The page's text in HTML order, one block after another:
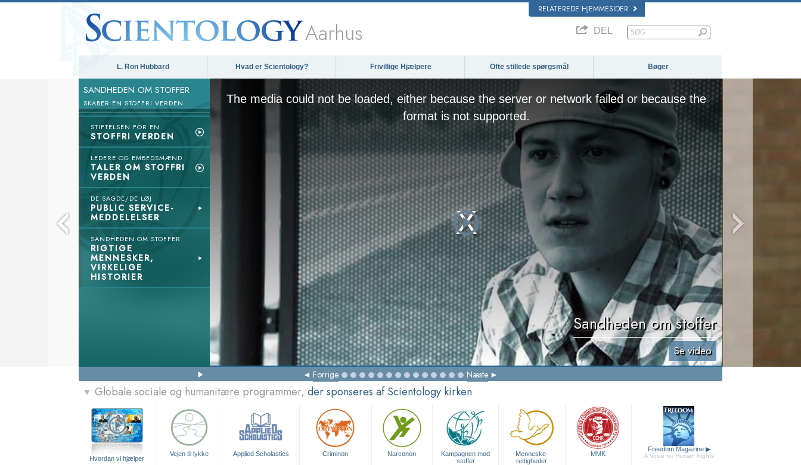
RELATEREDE HJEMMESIDER
Aarhus DEL
L. Ron Hubbard Hvad er Scientology? Frivillige Hjælpere Ofte stillede spørgsmål Bøger
SANDHEDEN OM STOFFER
SKABER EN STOFFRI VERDEN
STIFTELSEN FOR EN
STOFFRI VERDEN
LEDERE OG EMBEDSMÆND
TALER OM STOFFRI
VERDEN
DE SAGDE/DE LØJ
PUBLIC SERVICE-
MEDDELELSER
SANDHEDEN OM STOFFER
RIGTIGE
MENNESKER,
VIRKELIGE
HISTORIER
The media could not be loaded, either because the server or network failed or because the
format is not supported.
Sandheden om stoffer
Se video
Forrige Næste
▼ Globale sociale og humanitære programmer, der sponseres af Scientology kirken
Hvordan vi hjælper
Vejen til lykke Applied Scholastics Criminon Narconon
Kampagnen mod
stoffer
Menneske­
rettigheder
MMK
Freedom Magazine ▶
A Voice for Human Rights